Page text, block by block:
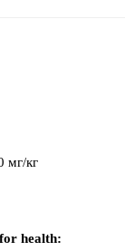
мг/кг
health: